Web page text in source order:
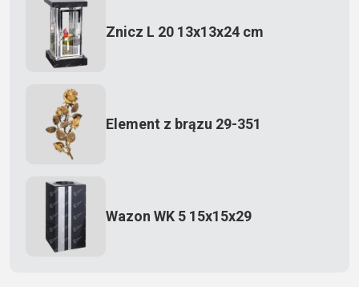
Znicz L 20 13x13x24 cm
Element z brązu 29-351
Wazon WK 5 15x15x29